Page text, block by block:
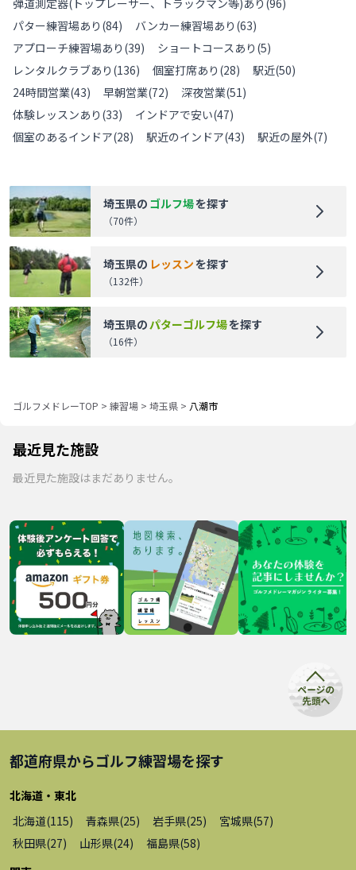
弾道測定器(トップレーサー、トラックマン等)あり (96)
パター練習場あり (84) バンカー練習場あり (63)
アプローチ練習場あり (39) ショートコースあり (5)
レンタルクラブあり (136) 個室打席あり (28) 駅近(50)
24時間営業(43) 早朝営業(72) 深夜営業(51)
体験レッスンあり (33) インドアで安い(47)
個室のあるインドア(28) 駅近のインドア(43) 駅近の屋外(7)
埼玉県の ゴルフ場を探す
（70件）
埼玉県の レッスンを探す
（132件）
埼玉県のパターゴルフ場を探す
（16件）
ゴルフメドレーTOP > 練習場 > 埼玉県 > 八潮市
最近見た施設
最近見た施設はまだありません。
都道府県からゴルフ練習場を探す
北海道・東北
北海道(115) 青森県(25) 岩手県(25) 宮城県(57)
秋田県(27) 山形県(24) 福島県(58)